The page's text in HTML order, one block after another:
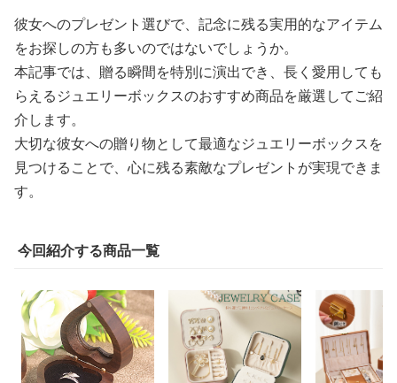
彼女へのプレゼント選びで、記念に残る実用的なアイテム
をお探しの方も多いのではないでしょうか。
本記事では、贈る瞬間を特別に演出でき、長く愛用しても
らえるジュエリーボックスのおすすめ商品を厳選してご紹
介します。
大切な彼女への贈り物として最適なジュエリーボックスを
見つけることで、心に残る素敵なプレゼントが実現できま
す。
今回紹介する商品一覧